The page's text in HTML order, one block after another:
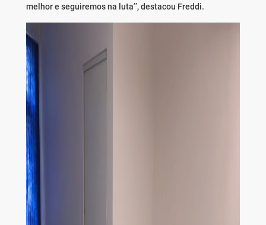
melhor e seguiremos na luta’’, destacou Freddi.